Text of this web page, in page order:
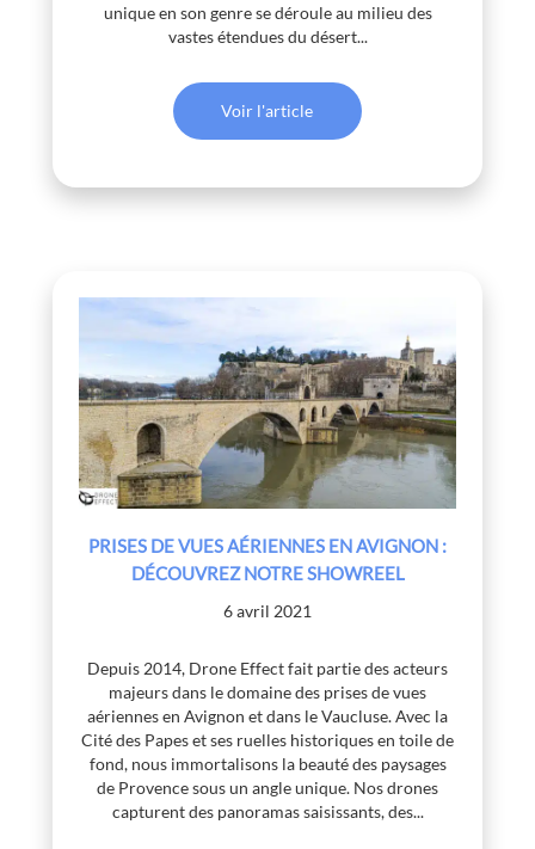
unique en son genre se déroule au milieu des
vastes étendues du désert...
Voir l'article
PRISES DE VUES AÉRIENNES EN AVIGNON :
DÉCOUVREZ NOTRE SHOWREEL
6 avril 2021
Depuis 2014, Drone Effect fait partie des acteurs
majeurs dans le domaine des prises de vues
aériennes en Avignon et dans le Vaucluse. Avec la
Cité des Papes et ses ruelles historiques en toile de
fond, nous immortalisons la beauté des paysages
de Provence sous un angle unique. Nos drones
capturent des panoramas saisissants, des...